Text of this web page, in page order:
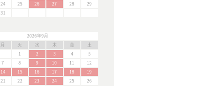
24 25 26 27 28
29
31
2026年9月
月 火 水 木 金
土
1
2 3 4
5
7 8 9 10 11
12
14 15 16 17 18
19
21 22 23 24 25
26